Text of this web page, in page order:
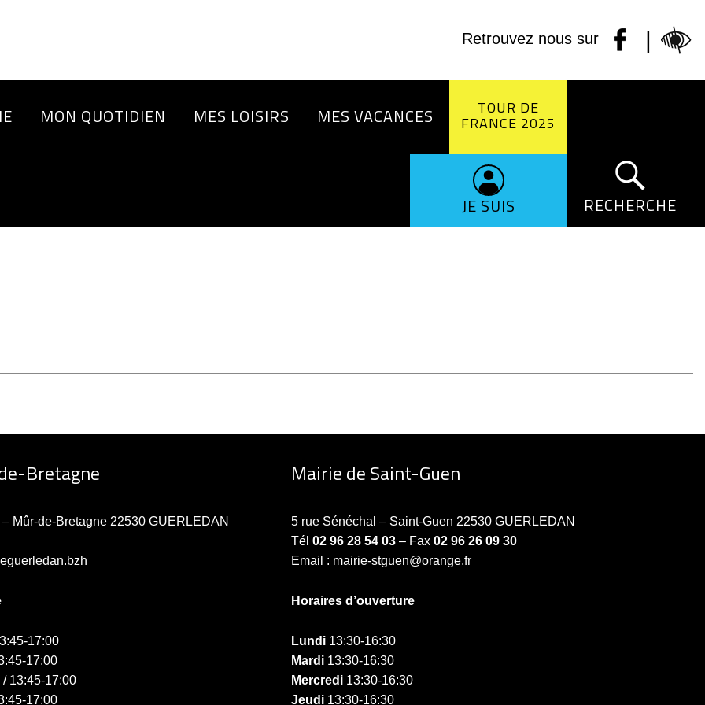
Retrouvez nous sur |
MON QUOTIDIEN MES LOISIRS MES VACANCES TOUR DE
FRANCE 2025
JE SUIS RECHERCHE
Bretagne
Mûr-de-Bretagne 22530 GUERLEDAN
17:00
17:00
13:45-17:00
17:00
Mairie de Saint-Guen
5 rue Sénéchal – Saint-Guen 22530 GUERLEDAN
Tél02 96 28 54 03 – Fax02 96 26 09 30
Email : mairie-stguen@orange.fr
Horaires d’ouverture
Lundi 13:30-16:30
Mardi 13:30-16:30
Mercredi 13:30-16:30
Jeudi 13:30-16:30